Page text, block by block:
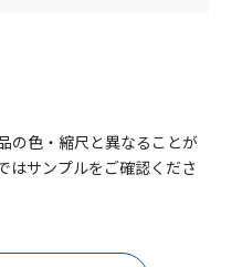
の色・縮尺と異なることが
はサンプルをご確認くださ